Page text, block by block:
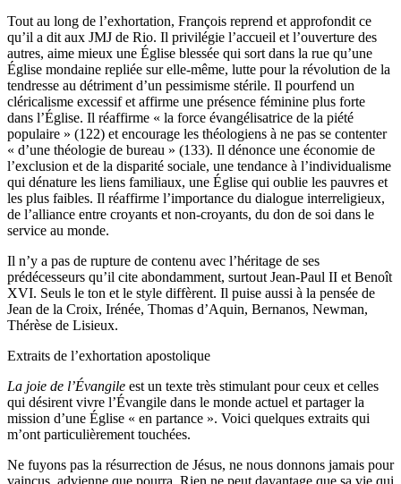
Tout au long de l’exhortation, François reprend et approfondit ce
qu’il a dit aux JMJ de Rio. Il privilégie l’accueil et l’ouverture des
autres, aime mieux une Église blessée qui sort dans la rue qu’une
Église mondaine repliée sur elle-même, lutte pour la révolution de la
tendresse au détriment d’un pessimisme stérile. Il pourfend un
cléricalisme excessif et affirme une présence féminine plus forte
dans l’Église. Il réaffirme « la force évangélisatrice de la piété
populaire » (122) et encourage les théologiens à ne pas se contenter
« d’une théologie de bureau » (133). Il dénonce une économie de
l’exclusion et de la disparité sociale, une tendance à l’individualisme
qui dénature les liens familiaux, une Église qui oublie les pauvres et
les plus faibles. Il réaffirme l’importance du dialogue interreligieux,
de l’alliance entre croyants et non-croyants, du don de soi dans le
service au monde.
Il n’y a pas de rupture de contenu avec l’héritage de ses
prédécesseurs qu’il cite abondamment, surtout Jean-Paul II et Benoît
XVI. Seuls le ton et le style diffèrent. Il puise aussi à la pensée de
Jean de la Croix, Irénée, Thomas d’Aquin, Bernanos, Newman,
Thérèse de Lisieux.
Extraits de l’exhortation apostolique
La joie de l’Évangile est un texte très stimulant pour ceux et celles
qui désirent vivre l’Évangile dans le monde actuel et partager la
mission d’une Église « en partance ». Voici quelques extraits qui
m’ont particulièrement touchées.
Ne fuyons pas la résurrection de Jésus, ne nous donnons jamais pour